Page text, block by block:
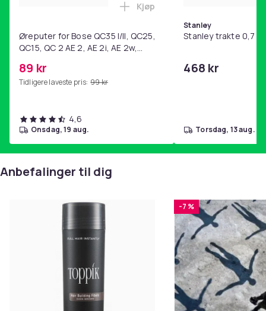
Øreputer for Bose QC35 I/II, QC25,
QC15, QC 2 AE 2, AE 2i, AE 2w,
89 kr
Tidligere laveste pris: 99 kr
Legg Øreputer for Bose QC35
Kjøp
4,6
onsdag, 19 aug.
Stanley
Stanley trakte 0,7 l,
468 kr
torsdag, 13 aug.
Anbefalinger til dig
-7 %